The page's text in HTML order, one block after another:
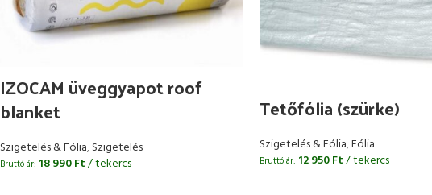
IZOCAM üveggyapot roof
blanket
Szigetelés & Fólia,Szigetelés
Bruttó ár: 18 990Ft/ tekercs
Tetőfólia (szürke)
Szigetelés & Fólia,Fólia
Bruttó ár: 12 950Ft/ tekercs